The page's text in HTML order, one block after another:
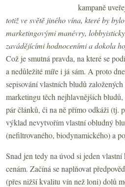
kampaně
totiž ve světě jiného vína, které by
marketingovými manévry,
zavádějícími hodnoceními a dokola
Což je smutná pravda, na které se
a nedůležité míře i já sám. A proto
sepisování vlastních bludů
marketingu těch nejhlavnějších
pár článků, či na ně přímo odkáži (tj.
výklad nevytvořím vlastní obludný
(nefiltrovaného, biodynamického) a
Snad jen tedy na úvod si jeden
cenám. Začíná se naplňovat
(přes nižší kvalitu vín než loni) dolů